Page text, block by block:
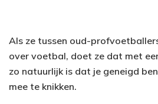
Als ze tussen oud-
over voetbal, doet ze dat met
zo natuurlijk is dat je geneigd
mee te knikken.